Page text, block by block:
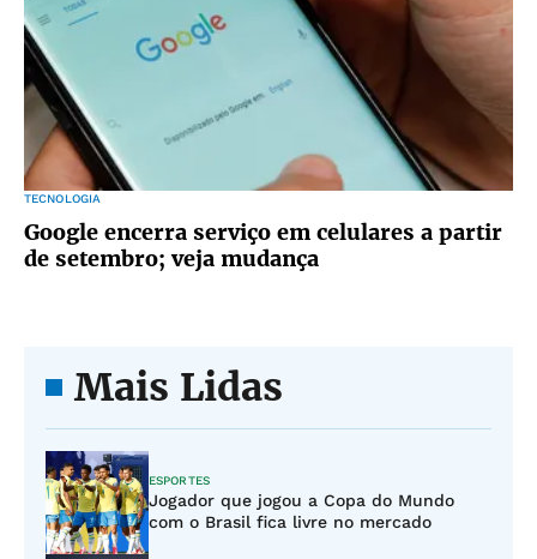
TECNOLOGIA
Google encerra serviço em celulares a partir
de setembro; veja mudança
Mais Lidas
ESPORTES
Jogador que jogou a Copa do Mundo
com o Brasil fica livre no mercado